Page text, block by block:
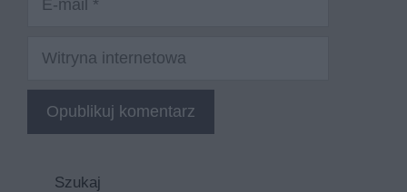
Witryna
internetowa
Szukaj